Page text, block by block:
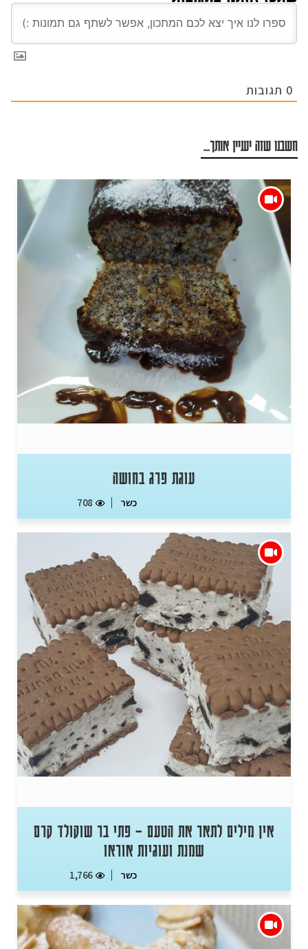
0 תגובות
חשבנו שזה יעניין אותך...
עוגת פרג בחושה
כשר 708
אין מילים לתאר את הטעם – פתי בר שוקולד קרם
שמנת ועוגיות אוראו
כשר 1,766